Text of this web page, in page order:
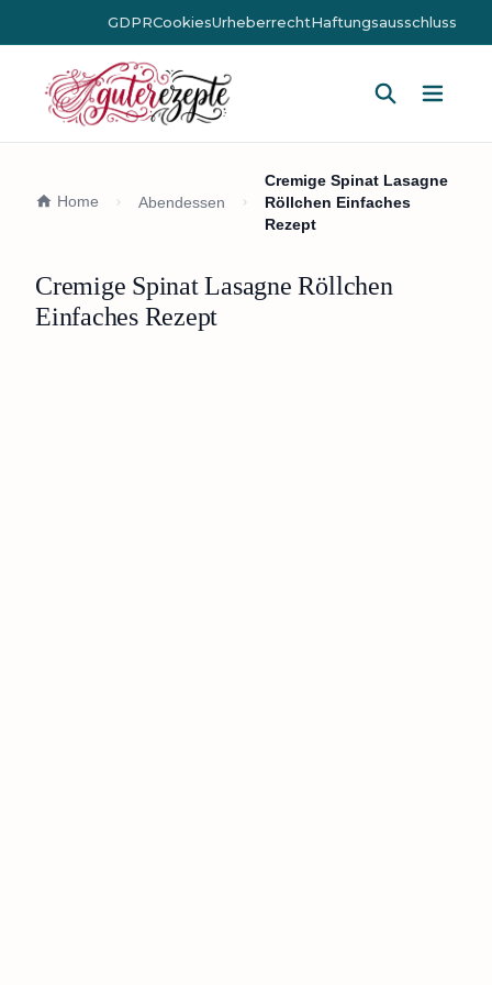
GDPRCookiesUrheberrechtHaftungsausschluss
Home Abendessen
Cremige Spinat Lasagne
Röllchen Einfaches
Rezept
Cremige Spinat Lasagne Röllchen
Einfaches Rezept